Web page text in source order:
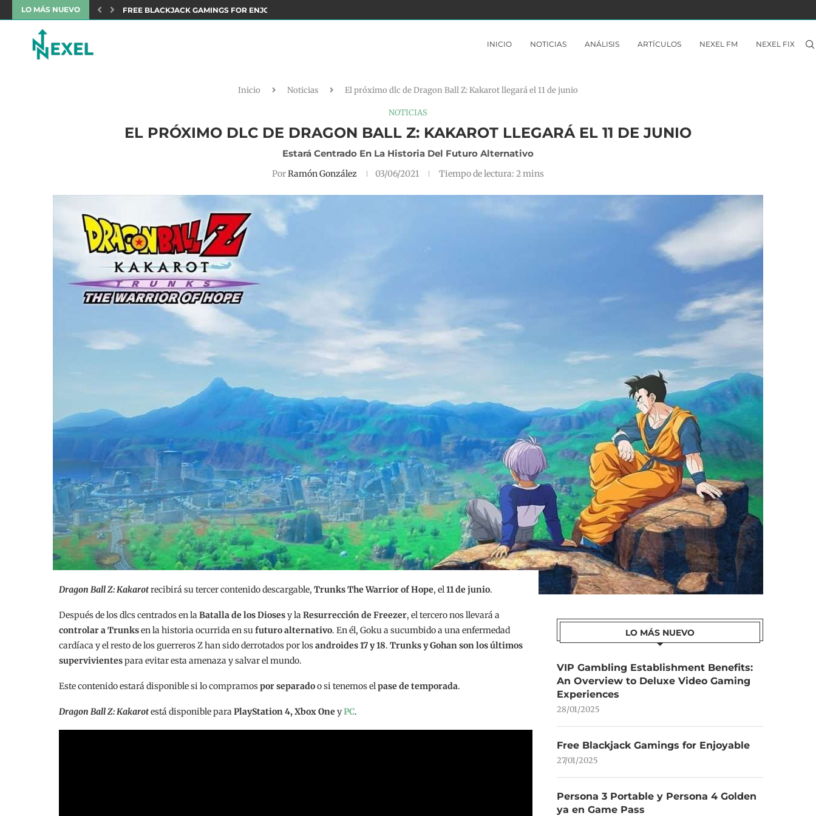
LO MÁS NUEVO PERSONA 3 PORTABLE Y PERSONA 4 GOLDEN YA...
INICIO NOTICIAS ANÁLISIS ARTÍCULOS NEXEL FM NEXEL FIX
Inicio Noticias El próximo dlc de Dragon Ball Z: Kakarot llegará el 11 de junio
NOTICIAS
EL PRÓXIMO DLC DE DRAGON BALL Z: KAKAROT LLEGARÁ EL 11 DE JUNIO
Estará Centrado En La Historia Del Futuro Alternativo
PorRamón González 03/06/2021
Dragon Ball Z: Kakarotrecibirá su tercer contenido descargable, Trunks The Warrior of Hope, el11 de junio.
Después de los dlcs centrados en laBatalla de los Diosesy laResurrección de Freezer, el tercero nos llevará a
controlar a Trunksen la historia ocurrida en sufuturo alternativo. En él, Goku a sucumbido a una enfermedad
cardíaca y el resto de los guerreros Z han sido derrotados por losandroides 17 y 18. Trunks y Gohan son los últimos
supervivientespara evitar esta amenaza y salvar el mundo.
Este contenido estará disponible si lo compramospor separadoo si tenemos elpase de temporada.
Dragon Ball Z: Kakarotestá disponible paraPlayStation 4, Xbox One yPC.
LO MÁS NUEVO
VIP Gambling Establishment Benefits:
An Overview to Deluxe Video Gaming
Experiences
28/01/2025
Free Blackjack Gamings for Enjoyable
27/01/2025
Persona 3 Portable y Persona 4 Golden
ya en Game Pass